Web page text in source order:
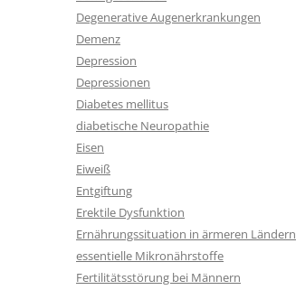
Degenerative Augenerkrankungen
Demenz
Depression
Depressionen
Diabetes mellitus
diabetische Neuropathie
Eisen
Eiweiß
Entgiftung
Erektile Dysfunktion
Ernährungssituation in ärmeren Ländern
essentielle Mikronährstoffe
Fertilitätsstörung bei Männern